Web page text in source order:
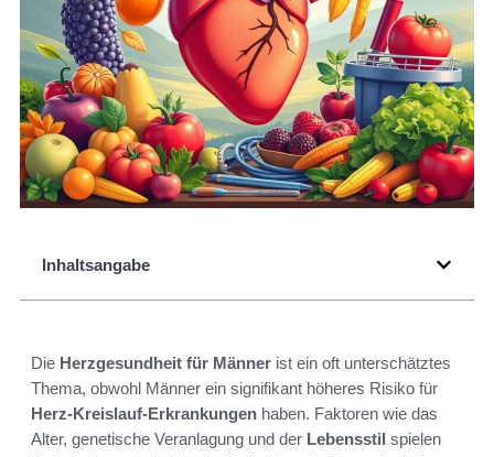
Inhaltsangabe
Die Herzgesundheit für Männer ist ein oft unterschätztes
Thema, obwohl Männer ein signifikant höheres Risiko für
Herz-Kreislauf-Erkrankungen haben. Faktoren wie das
Alter, genetische Veranlagung und der Lebensstil spielen